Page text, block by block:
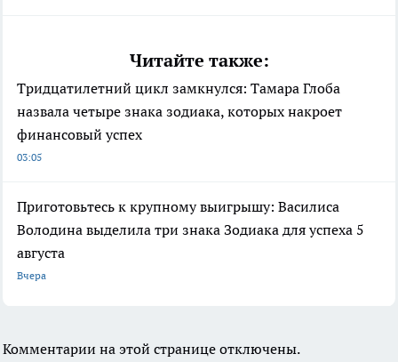
Читайте также:
Тридцатилетний цикл замкнулся: Тамара Глоба
назвала четыре знака зодиака, которых накроет
финансовый успех
03:05
Приготовьтесь к крупному выигрышу: Василиса
Володина выделила три знака Зодиака для успеха 5
августа
Вчера
Комментарии на этой странице отключены.